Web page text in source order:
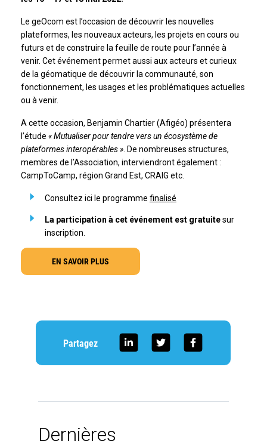
Le geOcom est l’occasion de découvrir les nouvelles
plateformes, les nouveaux acteurs, les projets en cours ou
futurs et de construire la feuille de route pour l’année à
venir. Cet événement permet aussi aux acteurs et curieux
de la géomatique de découvrir la communauté, son
fonctionnement, les usages et les problématiques actuelles
ou à venir.
A cette occasion, Benjamin Chartier (Afigéo) présentera
l’étude « Mutualiser pour tendre vers un écosystème de
plateformes interopérables ». De nombreuses structures,
membres de l’Association, interviendront également :
CampToCamp, région Grand Est, CRAIG etc.
Consultez ici le programme finalisé
La participation à cet événement est gratuitesur
inscription.
EN SAVOIR PLUS
Partagez
Dernières